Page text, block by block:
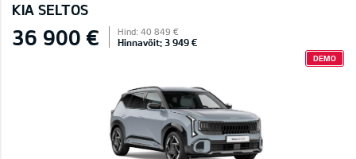
KIA SELTOS
36 900 € Hind: 40 849 €
Hinnavõit: 3 949 €
DEMO